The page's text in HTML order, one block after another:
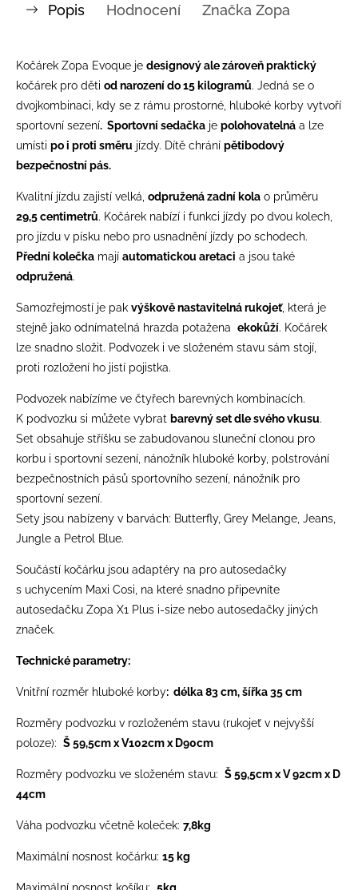
Popis Hodnocení Značka Zopa
Kočárek Zopa Evoque je designový ale zároveň praktický
kočárek pro děti od narození do 15 kilogramů. Jedná se o
dvojkombinaci, kdy se z rámu prostorné, hluboké korby vytvoří
sportovní sezení. Sportovní sedačka je polohovatelná a lze
umísti po i proti směru jízdy. Dítě chrání pětibodový
bezpečnostní pás.
Kvalitní jízdu zajistí velká, odpružená zadní kola o průměru
29,5 centimetrů. Kočárek nabízí i funkci jízdy po dvou kolech,
pro jízdu v písku nebo pro usnadnění jízdy po schodech.
Přední kolečka mají automatickou aretaci a jsou také
odpružená.
Samozřejmostí je pak výškově nastavitelná rukojeť, která je
stejně jako odnímatelná hrazda potažena ekokůží. Kočárek
lze snadno složit. Podvozek i ve složeném stavu sám stojí,
proti rozložení ho jistí pojistka.
Podvozek nabízíme ve čtyřech barevných kombinacích.
K podvozku si můžete vybrat barevný set dle svého vkusu.
Set obsahuje stříšku se zabudovanou sluneční clonou pro
korbu i sportovní sezení, nánožník hluboké korby, polstrování
bezpečnostních pásů sportovního sezení, nánožník pro
sportovní sezení.
Sety jsou nabízeny v barvách: Butterfly, Grey Melange, Jeans,
Jungle a Petrol Blue.
Součástí kočárku jsou adaptéry na pro autosedačky
s uchycením Maxi Cosi, na které snadno připevníte
autosedačku Zopa X1 Plus i-size nebo autosedačky jiných
značek.
Technické parametry:
Vnitřní rozměr hluboké korby: délka 83 cm, šířka 35 cm
Rozměry podvozku v rozloženém stavu (rukojeť v nejvyšší
poloze): Š 59,5cm x V102cm x D90cm
Rozměry podvozku ve složeném stavu: Š 59,5cm x V 92cm x D
44cm
Váha podvozku včetně koleček: 7,8kg
Maximální nosnost kočárku: 15 kg
Maximální nosnost košíku: 5kg